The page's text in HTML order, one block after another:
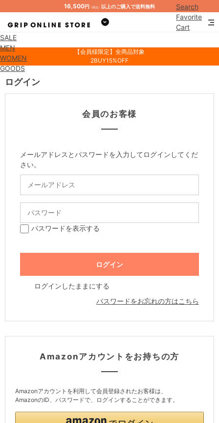
16,500円 （税込） 以上のご購入で送料無料
Search
Favorite
Cart
SALE
MEN
WOMEN
GOODS
【会員様限定】全商品対象
2BUY15%OFF
ログイン
会員のお客様
メールアドレスとパスワードを入力してログインしてくだ
さい。
パスワードを表示する
ログインしたままにする
パスワードをお忘れの方はこちら
Amazonアカウントをお持ちの方
Amazonアカウントを利用して会員登録されたお客様は、
AmazonのID、パスワードで、ログインすることができます。